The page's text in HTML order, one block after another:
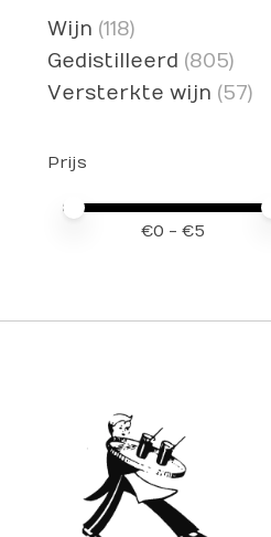
Wijn (118)
Gedistilleerd (805)
Versterkte wijn (57)
Prijs
Minimale
Price maximum
€0 - €5